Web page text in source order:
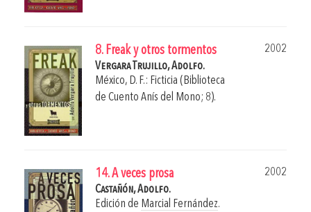
8. Freak y otros tormentos
2002
Vergara Trujillo, Adolfo.
México, D. F.: Ficticia (Biblioteca
de Cuento Anís del Mono; 8).
14. A veces prosa
2002
Castañón, Adolfo.
Edición de Marcial Fernández.